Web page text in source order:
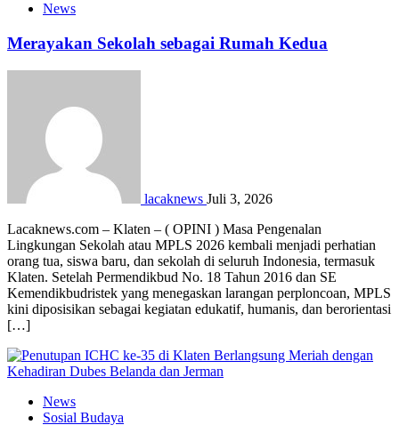
News
Merayakan Sekolah sebagai Rumah Kedua
lacaknews Juli 3, 2026
Lacaknews.com – Klaten – ( OPINI ) Masa Pengenalan
Lingkungan Sekolah atau MPLS 2026 kembali menjadi perhatian
orang tua, siswa baru, dan sekolah di seluruh Indonesia, termasuk
Klaten. Setelah Permendikbud No. 18 Tahun 2016 dan SE
Kemendikbudristek yang menegaskan larangan perploncoan, MPLS
kini diposisikan sebagai kegiatan edukatif, humanis, dan berorientasi
[…]
News
Sosial Budaya